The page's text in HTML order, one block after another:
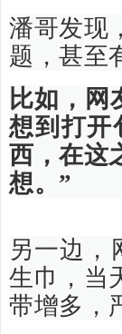
潘哥发现
题，甚至
比如，网
想到打开
西，在这
想。”
另一边，
生巾，当
带增多，